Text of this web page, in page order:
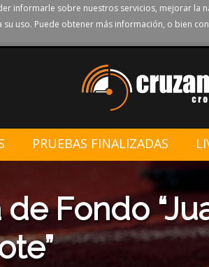
informarle sobre nuestros servicios, mejorar la
uso. Puede obtener más información, o bien
PRUEBAS FINALIZADAS
de Fondo